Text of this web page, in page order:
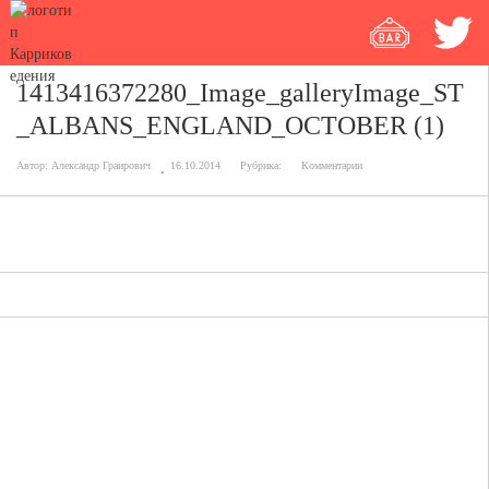
1413416372280_Image_galleryImage_ST
_ALBANS_ENGLAND_OCTOBER (1)
Автор: Александр Граирович 16.10.2014 Рубрика: Комментарии